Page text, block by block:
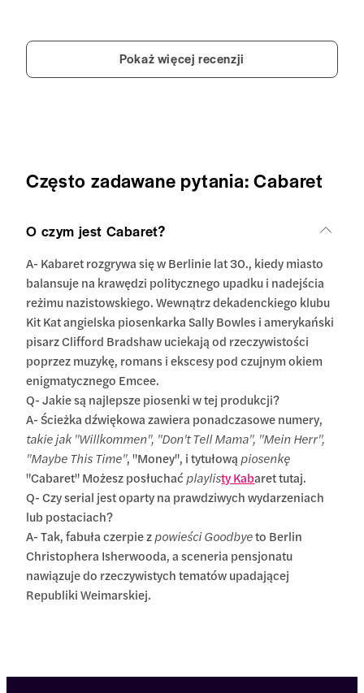
Pokaż więcej recenzji
Często zadawane pytania: Cabaret
O czym jest Cabaret?
A- Kabaret rozgrywa się w Berlinie lat 30., kiedy miasto
balansuje na krawędzi politycznego upadku i nadejścia
reżimu nazistowskiego. Wewnątrz dekadenckiego klubu
Kit Kat angielska piosenkarka Sally Bowles i amerykański
pisarz Clifford Bradshaw uciekają od rzeczywistości
poprzez muzykę, romans i ekscesy pod czujnym okiem
enigmatycznego Emcee.
Q- Jakie są najlepsze piosenki w tej produkcji?
A- Ścieżka dźwiękowa zawiera ponadczasowe numery,
takie jak "Willkommen", "Don't Tell Mama", "Mein Herr",
"Maybe This Time", "Money", i tytułową piosenkę
"Cabaret" Możesz posłuchać playlisty Kabaret tutaj.
Q- Czy serial jest oparty na prawdziwych wydarzeniach
lub postaciach?
A- Tak, fabuła czerpie zpowieści Goodbyeto Berlin
Christophera Isherwooda, a sceneria pensjonatu
nawiązuje do rzeczywistych tematów upadającej
Republiki Weimarskiej.